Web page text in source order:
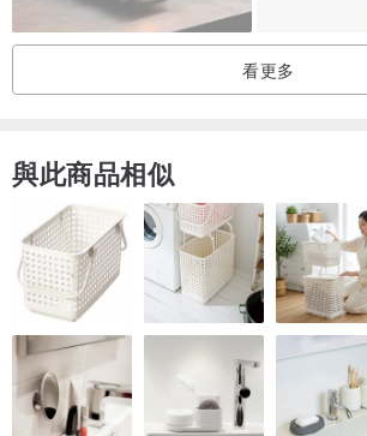
一個能量的緩衝區。當你放下鑰匙、脫下疲憊，
爍，那份由內而外的療癒感，就是回家最好的
看更多
與此商品相似